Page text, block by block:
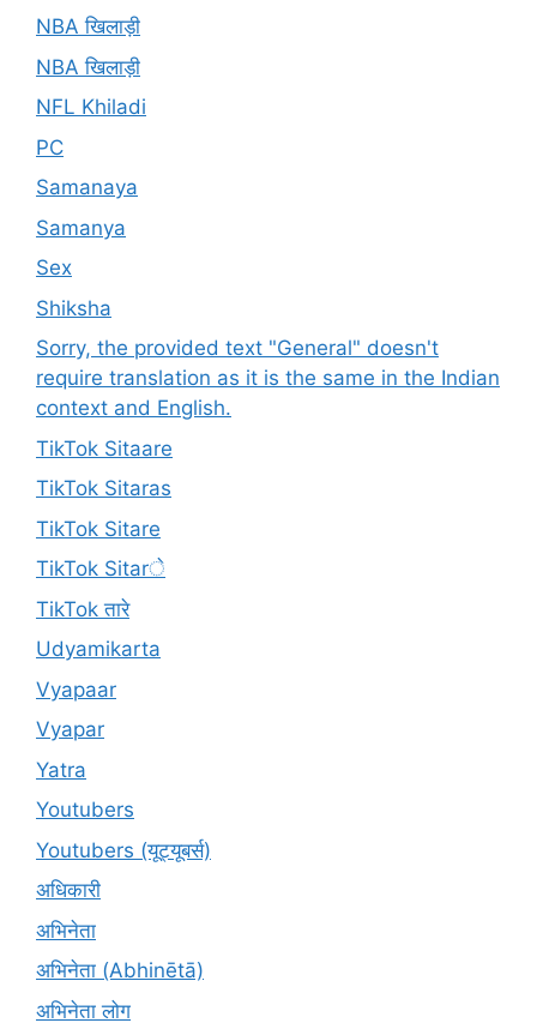
NBA खिलाड़ी
NBA खिलाड़ी
NFL Khiladi
PC
Samanaya
Samanya
Sex
Shiksha
Sorry, the provided text "General" doesn't
require translation as it is the same in the Indian
context and English.
TikTok Sitaare
TikTok Sitaras
TikTok Sitare
TikTok Sitarे
TikTok तारे
Udyamikarta
Vyapaar
Vyapar
Yatra
Youtubers
Youtubers (यूट्यूबर्स)
अधिकारी
अभिनेता
अभिनेता (Abhinētā)
अभिनेता लोग